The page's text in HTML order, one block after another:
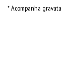
* Acompanha gravata